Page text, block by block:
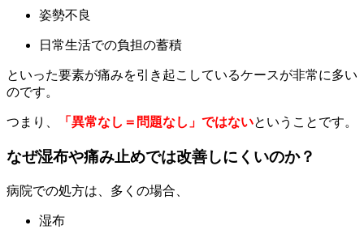
姿勢不良
日常生活での負担の蓄積
といった要素が痛みを引き起こしているケースが非常に多い
のです。
つまり、 「異常なし＝問題なし」ではないということです。
なぜ湿布や痛み止めでは改善しにくいのか？
病院での処方は、多くの場合、
湿布